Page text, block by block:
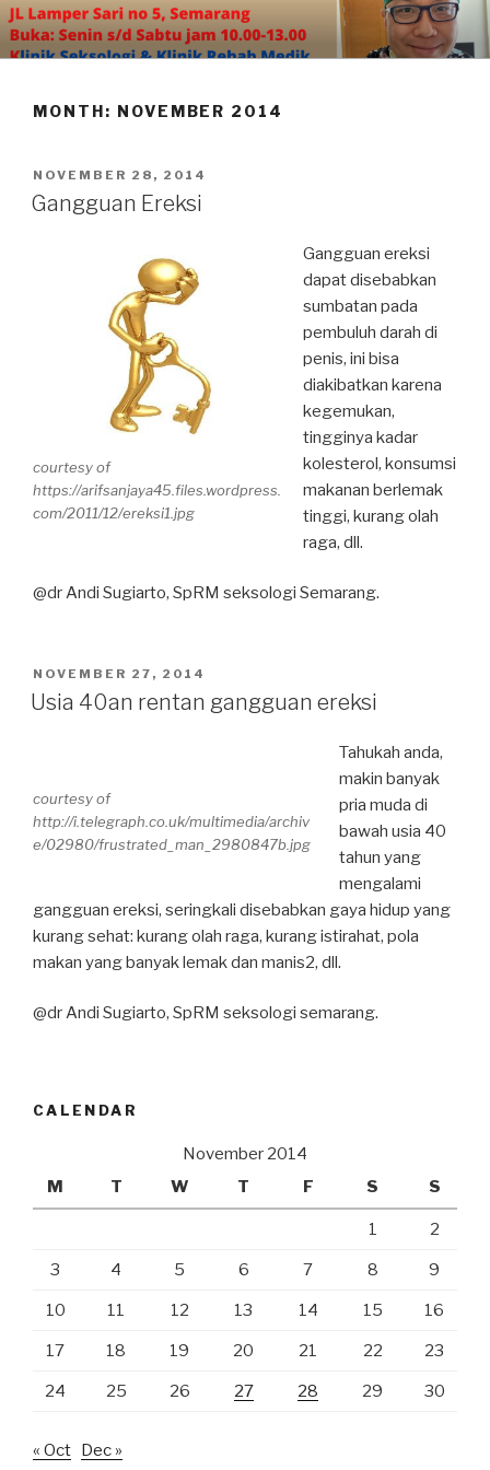
Skip
to
content
MONTH: NOVEMBER 2014
POSTED
ON
NOVEMBER 28, 2014
Gangguan Ereksi
courtesy of
https://arifsanjaya45.files.wordpress.
com/2011/12/ereksi1.jpg
Gangguan ereksi
dapat disebabkan
sumbatan pada
pembuluh darah di
penis, ini bisa
diakibatkan karena
kegemukan,
tingginya kadar
kolesterol, konsumsi
makanan berlemak
tinggi, kurang olah
raga, dll.
@dr Andi Sugiarto, SpRM seksologi Semarang.
POSTED
ON
NOVEMBER 27, 2014
Usia 40an rentan gangguan ereksi
courtesy of
http://i.telegraph.co.uk/multimedia/archiv
e/02980/frustrated_man_2980847b.jpg
Tahukah anda,
makin banyak
pria muda di
bawah usia 40
tahun yang
mengalami
gangguan ereksi, seringkali disebabkan gaya hidup yang
kurang sehat: kurang olah raga, kurang istirahat, pola
makan yang banyak lemak dan manis2, dll.
@dr Andi Sugiarto, SpRM seksologi semarang.
CALENDAR
November 2014
M
T W T F S S
1 2
3 4 5 6 7 8 9
10 11 12 13 14 15 16
17 18 19 20 21 22 23
24 25 26 27 28 29 30
« Oct Dec »